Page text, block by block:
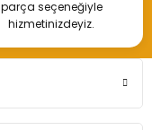
parça seçeneğiyle
hizmetinizdeyiz.